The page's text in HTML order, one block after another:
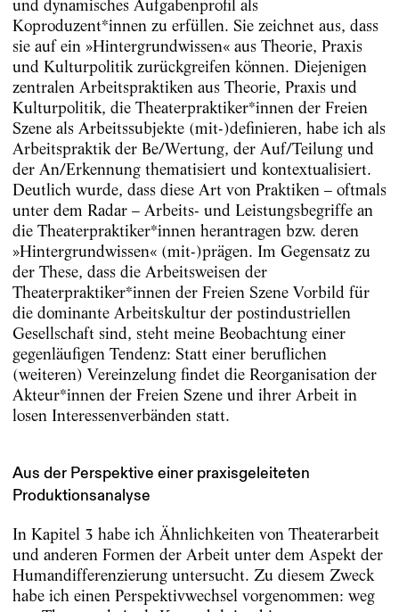
und dynamisches Aufgabenprofil als
Koproduzent*innen zu erfüllen. Sie zeichnet aus, dass
sie auf ein »Hintergrundwissen« aus Theorie, Praxis
und Kulturpolitik zurückgreifen können. Diejenigen
zentralen Arbeitspraktiken aus Theorie, ­Praxis und
Kulturpolitik, die Theaterpraktiker*innen der Freien
Szene als Arbeitssubjekte (mit-)definieren, habe ich als
Arbeitspraktik der Be/Wertung, der Auf/Teilung und
der An/Erkennung thematisiert und kontextualisiert.
Deutlich wurde, dass diese Art von Praktiken – oftmals
unter dem Radar – Arbeits- und Leistungsbegriffe an
die Theaterpraktiker*innen herantragen bzw. deren
»Hintergrundwissen« (mit-)prägen. Im Gegensatz zu
der These, dass die Arbeitsweisen der
Theaterpraktiker*innen der Freien Szene Vorbild für
die dominante Arbeitskultur der postindustriellen
Gesellschaft sind, steht meine Beobachtung einer
gegenläufigen Tendenz: Statt einer beruflichen
(weiteren) Vereinzelung findet die Reorganisation der
Akteur*innen der Freien Szene und ihrer Arbeit in
losen Interessenverbänden statt.
Aus der Perspektive einer praxisgeleiteten
Produktionsanalyse
In Kapitel 3 habe ich Ähnlichkeiten von Theaterarbeit
und anderen Formen der Arbeit unter dem Aspekt der
Humandifferenzierung untersucht. Zu diesem Zweck
habe ich einen Perspektivwechsel vorgenommen: weg